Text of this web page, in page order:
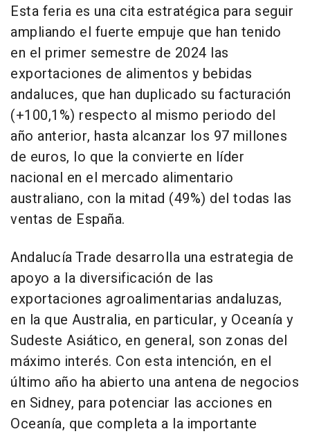
Esta feria es una cita estratégica para seguir
ampliando el fuerte empuje que han tenido
en el primer semestre de 2024 las
exportaciones de alimentos y bebidas
andaluces, que han duplicado su facturación
(+100,1%) respecto al mismo periodo del
año anterior, hasta alcanzar los 97 millones
de euros, lo que la convierte en líder
nacional en el mercado alimentario
australiano, con la mitad (49%) del todas las
ventas de España.
Andalucía Trade desarrolla una estrategia de
apoyo a la diversificación de las
exportaciones agroalimentarias andaluzas,
en la que Australia, en particular, y Oceanía y
Sudeste Asiático, en general, son zonas del
máximo interés. Con esta intención, en el
último año ha abierto una antena de negocios
en Sidney, para potenciar las acciones en
Oceanía, que completa a la importante